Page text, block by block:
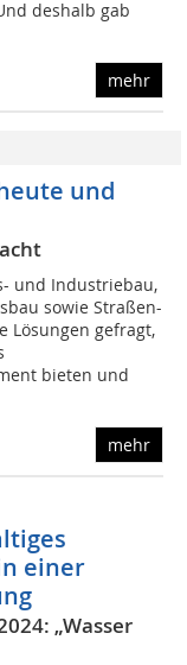
deshalb gab
mehr
und
und Industriebau,
sowie Straßen-
Lösungen gefragt,
bieten und
mehr
einer
„Wasser